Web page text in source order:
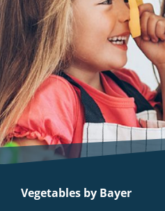
Vegetables by Bayer